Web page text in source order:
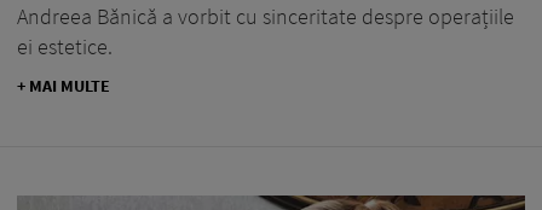
Andreea Bănică a vorbit cu sinceritate despre operațiile
ei estetice.
+ MAI MULTE